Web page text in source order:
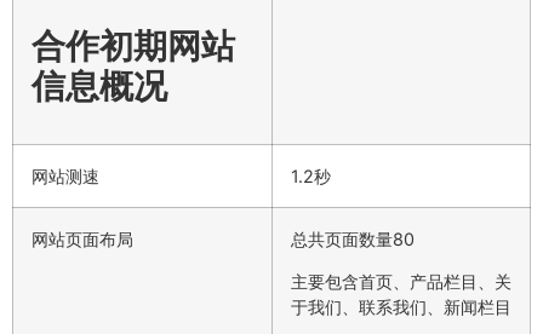
合作初期网站
信息概况
网站测速 1.2秒
网站页面布局 总共页面数量80
主要包含首页、产品栏目、关
于我们、联系我们、新闻栏目